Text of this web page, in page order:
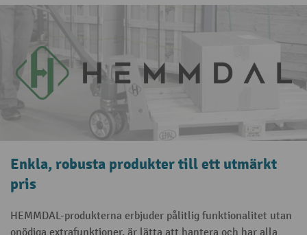
Enkla, robusta produkter till ett utmärkt
pris
HEMMDAL-produkterna erbjuder pålitlig funktionalitet utan
onödiga extrafunktioner, är lätta att hantera och har alla